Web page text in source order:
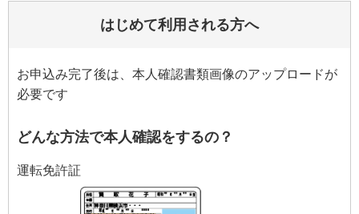
はじめて利用される方へ
お申込み完了後は、本人確認書類画像のアップロードが
必要です
どんな方法で本人確認をするの？
運転免許証